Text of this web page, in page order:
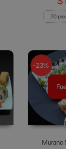
70
-23%
Murano